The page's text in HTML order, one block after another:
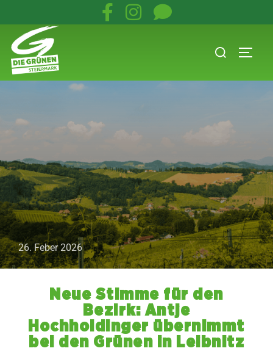
26. Feber 2026
Neue Stimme für den
Bezirk: Antje
Hochholdinger übernimmt
bei den Grünen in Leibnitz